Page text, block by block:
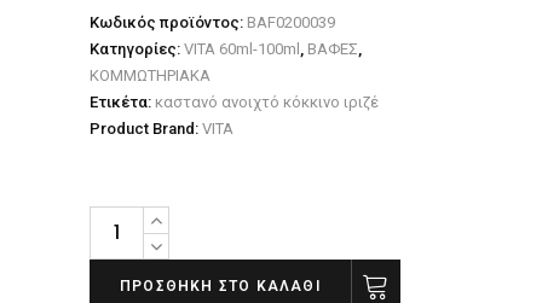
Κωδικός προϊόντος: BAF0200039
Κατηγορίες: VITA 60ml-100ml , ΒΑΦΕΣ,
ΚΟΜΜΩΤΗΡΙΑΚΑ
Ετικέτα: καστανό ανοιχτό κόκκινο ιριζέ
Product Brand: VITA
Βαφή
ΠΡΟΣΘΉΚΗ ΣΤΟ ΚΑΛΆΘΙ